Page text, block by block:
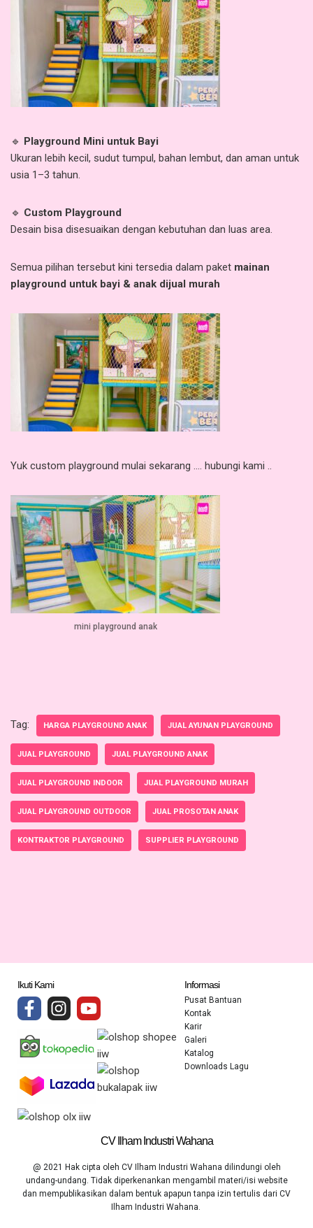
🔹 Playground Mini untuk Bayi
Ukuran lebih kecil, sudut tumpul, bahan lembut, dan aman untuk
usia 1–3 tahun.
🔹 Custom Playground
Desain bisa disesuaikan dengan kebutuhan dan luas area.
Semua pilihan tersebut kini tersedia dalam paket mainan
playground untuk bayi & anak dijual murah
Yuk custom playground mulai sekarang …. hubungi kami ..
mini playground anak
Tag: HARGA PLAYGROUND ANAK JUAL AYUNAN PLAYGROUND
JUAL PLAYGROUND JUAL PLAYGROUND ANAK
JUAL PLAYGROUND INDOOR JUAL PLAYGROUND MURAH
JUAL PLAYGROUND OUTDOOR JUAL PROSOTAN ANAK
KONTRAKTOR PLAYGROUND SUPPLIER PLAYGROUND
CV Ilham Industri Wahana
@ 2021 Hak cipta oleh CV Ilham Industri Wahana dilindungi oleh
undang-undang. Tidak diperkenankan mengambil materi/isi website
dan mempublikasikan dalam bentuk apapun tanpa izin tertulis dari CV
Ilham Industri Wahana.
Informasi
Pusat Bantuan
Kontak
Karir
Galeri
Katalog
Downloads Lagu
Ikuti Kami